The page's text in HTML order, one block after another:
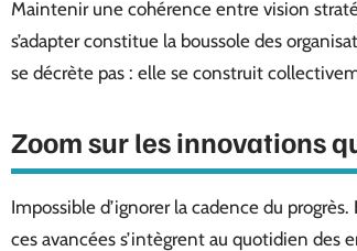
Maintenir une cohérence entre vision
s’adapter constitue la boussole des
se décrète pas : elle se construit
Zoom sur les innovations
Impossible d’ignorer la cadence du progrès.
ces avancées s’intègrent au quotidien des